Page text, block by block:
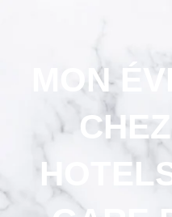
MON